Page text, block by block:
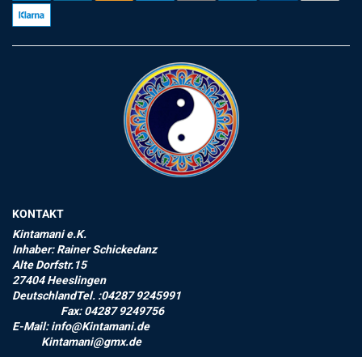
KONTAKT
Kintamani e.K.
Inhaber: Rainer Schickedanz
Alte Dorfstr.15
27404 Heeslingen
DeutschlandTel. :04287 9245991
Fax: 04287 9249756
E-Mail: info@Kintamani.de
Kintamani@gmx.de